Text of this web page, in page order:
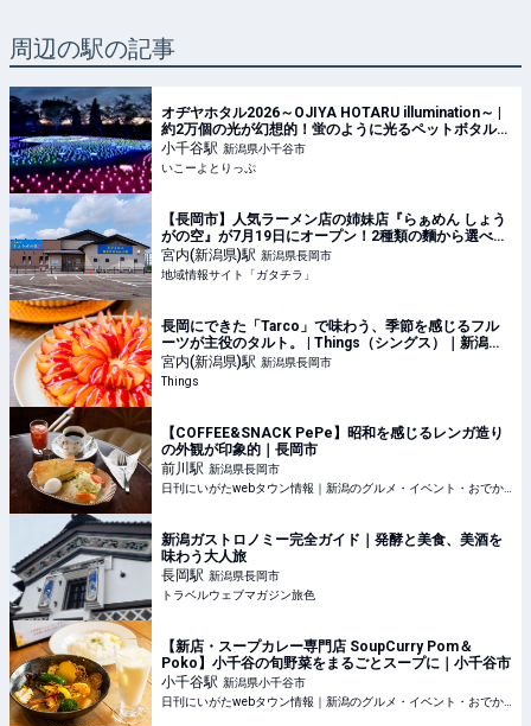
周辺の駅の記事
オヂヤホタル2026～OJIYA HOTARU illumination～ |
約2万個の光が幻想的！蛍のように光るペットボタルイ
ルミ「オヂヤホタル2026」が新潟・小千谷でスタート
| 新潟県小千谷市 | いこーよとりっぷ
小千谷駅 新潟県小千谷市
いこーよとりっぷ
【長岡市】人気ラーメン店の姉妹店『らぁめん しょう
がの空』が7月19日にオープン！2種類の麵から選べる
「炙りブラックらぁめん」を食べに行こう♪ - ガタチラ
｜みんなでつくる街メディア
宮内(新潟県)駅 新潟県長岡市
地域情報サイト「ガタチラ」
長岡にできた「Tarco」で味わう、季節を感じるフル
ーツが主役のタルト。 | Things（シングス）｜新潟の
ローカルなWebマガジン
宮内(新潟県)駅 新潟県長岡市
Things
【COFFEE&SNACK PePe】昭和を感じるレンガ造り
の外観が印象的｜長岡市
前川駅 新潟県長岡市
新潟ガストロノミー完全ガイド｜発酵と美食、美酒を
味わう大人旅
長岡駅 新潟県長岡市
トラベルウェブマガジン旅色
【新店・スープカレー専門店 SoupCurry Pom＆
Poko】小千谷の旬野菜をまるごとスープに｜小千谷市
小千谷駅 新潟県小千谷市